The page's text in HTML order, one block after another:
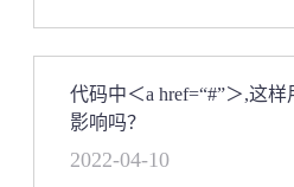
代码中＜a href=“#”＞,这样
影响吗？
2022-04-10